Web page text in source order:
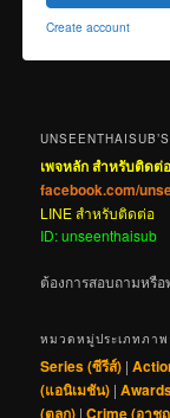
Create account
เพจหลัก สำหรับติดต่อ
facebook.com/
LINE สำหรับติดต่อ
ID: unseenthaisub
ต้องการสอบถามหรื
หมวดหมู่ประเภทภา
Series (ซีรีส์) |
(แอนิเมชัน) |
(ตลก) |Crime (อาช